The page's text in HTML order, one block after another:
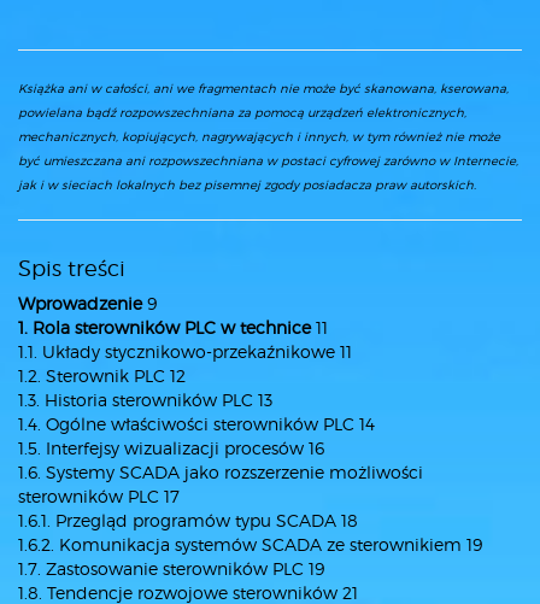
Książka ani w całości, ani we fragmentach nie może być skanowana, kserowana,
powielana bądź rozpowszechniana za pomocą urządzeń elektronicznych,
mechanicznych, kopiujących, nagrywających i innych, w tym również nie może
być umieszczana ani rozpowszechniana w postaci cyfrowej zarówno w Internecie,
jak i w sieciach lokalnych bez pisemnej zgody posiadacza praw autorskich.
Spis treści
Wprowadzenie9
1. Rola sterowników PLC w technice11
1.1. Układy stycznikowo-przekaźnikowe 11
1.2. Sterownik PLC 12
1.3. Historia sterowników PLC 13
1.4. Ogólne właściwości sterowników PLC 14
1.5. Interfejsy wizualizacji procesów 16
1.6. Systemy SCADA jako rozszerzenie możliwości
sterowników PLC 17
1.6.1. Przegląd programów typu SCADA 18
1.6.2. Komunikacja systemów SCADA ze sterownikiem 19
1.7. Zastosowanie sterowników PLC 19
1.8. Tendencje rozwojowe sterowników 21